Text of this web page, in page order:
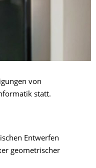
von
statt.
Entwerfen
geometrischer